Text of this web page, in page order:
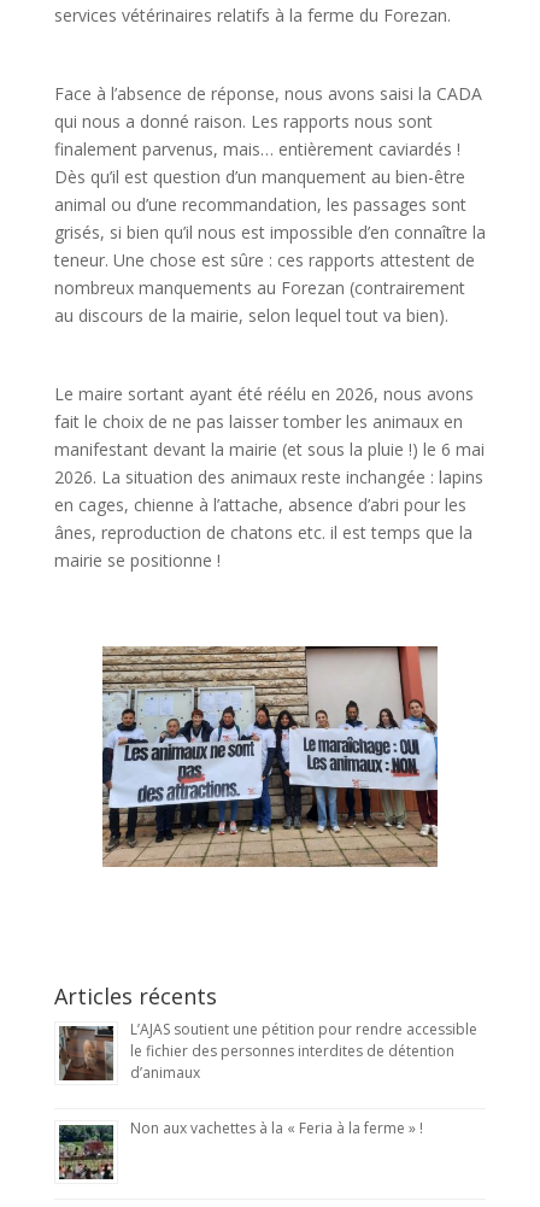
services vétérinaires relatifs à la ferme du Forezan.
Face à l’absence de réponse, nous avons saisi la CADA
qui nous a donné raison. Les rapports nous sont
finalement parvenus, mais… entièrement caviardés !
Dès qu’il est question d’un manquement au bien-être
animal ou d’une recommandation, les passages sont
grisés, si bien qu’il nous est impossible d’en connaître la
teneur. Une chose est sûre : ces rapports attestent de
nombreux manquements au Forezan (contrairement
au discours de la mairie, selon lequel tout va bien).
Le maire sortant ayant été réélu en 2026, nous avons
fait le choix de ne pas laisser tomber les animaux en
manifestant devant la mairie (et sous la pluie !) le 6 mai
2026. La situation des animaux reste inchangée : lapins
en cages, chienne à l’attache, absence d’abri pour les
ânes, reproduction de chatons etc. il est temps que la
mairie se positionne !
Articles récents
L’AJAS soutient une pétition pour rendre accessible
le fichier des personnes interdites de détention
d’animaux
Non aux vachettes à la « Feria à la ferme » !